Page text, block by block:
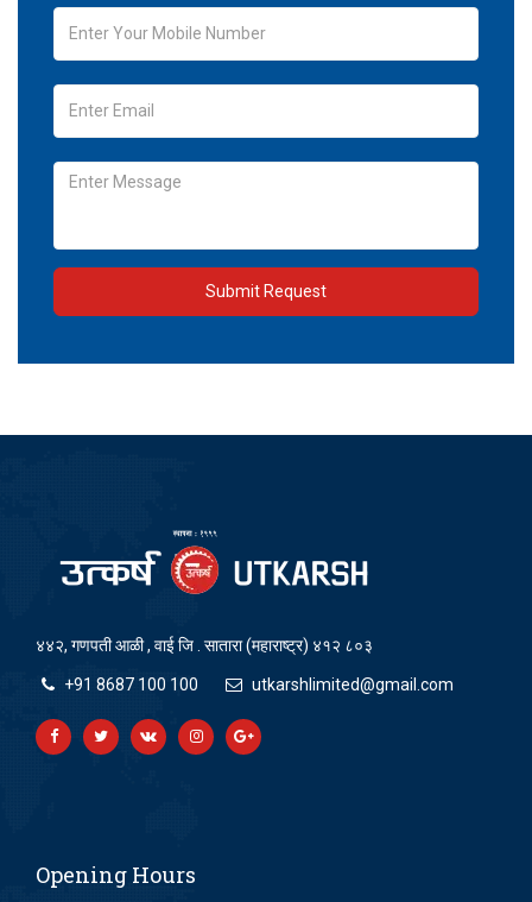
Submit Request
४४२, गणपती आळी , वाई जि . सातारा (महाराष्ट्र) ४१२ ८०३
+91 8687 100 100 utkarshlimited@gmail.com
Opening Hours